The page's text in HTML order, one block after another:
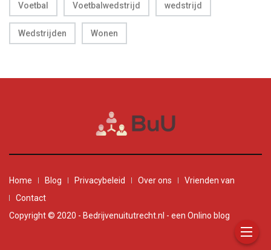
Voetbal Voetbalwedstrijd wedstrijd
Wedstrijden Wonen
Home Blog Privacybeleid Over ons
Vrienden van
Contact
Copyright © 2020 - Bedrijvenuitutrecht.nl - een Onlino blog